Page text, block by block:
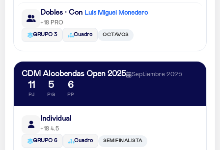
Dobles · Con Luis Miguel Monedero
+18 PRO
GRUPO 3 Cuadro OCTAVOS
CDM Alcobendas Open 2025 Septiembre 2025
11
PJ
5
PG
6
PP
Individual
+18 4.5
GRUPO 6 Cuadro SEMIFINALISTA